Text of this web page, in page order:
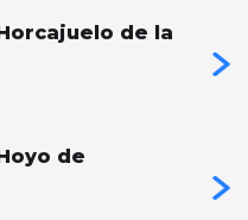
de la
de